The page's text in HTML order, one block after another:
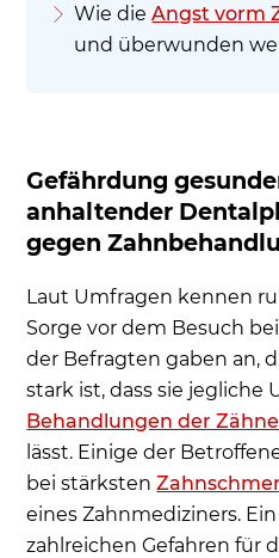
Wie dieAngst vorm
und überwunden
Gefährdung
anhaltender
gegen
Laut Umfragen kennen
Sorge vor dem Besuch
der Befragten gaben an,
stark ist, dass sie
Behandlungen der Zähne
lässt. Einige der
bei stärksten
eines Zahnmediziners.
zahlreichen Gefahren für